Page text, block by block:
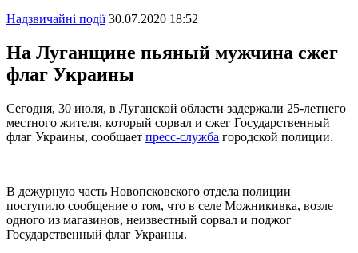
Надзвичайні події 30.07.2020 18:52
На Луганщине пьяный мужчина сжег
флаг Украины
Сегодня, 30 июля, в Луганской области задержали 25-летнего
местного жителя, который сорвал и сжег Государственный
флаг Украины, сообщает пресс-служба городской полиции.
В дежурную часть Новопсковского отдела полиции
поступило сообщение о том, что в селе Можникивка, возле
одного из магазинов, неизвестный сорвал и поджог
Государственный флаг Украины.